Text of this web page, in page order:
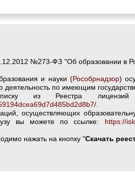
№273-ФЗ "Об образовании в
и науки (Рособрнадзор)
по имеющим
из Реестра
осуществляющих
вы можете по ссылке: https://
нажать на кнопку "Скачать